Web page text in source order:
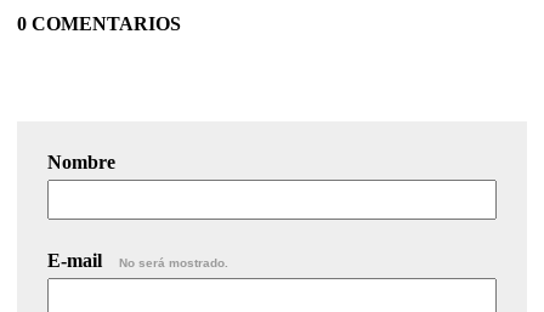
0 COMENTARIOS
Nombre
E-mail No será mostrado.